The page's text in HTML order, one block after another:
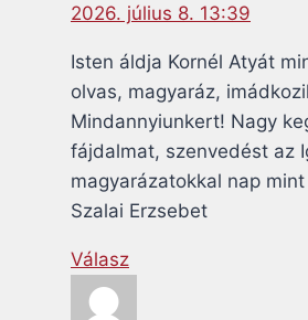
2026. július 8. 13:39
Isten áldja Kornél Atyát
olvas, magyaráz,
Mindannyiunkert! Nagy
fájdalmat, szenvedést az
magyarázatokkal nap
Szalai Erzsebet
Válasz